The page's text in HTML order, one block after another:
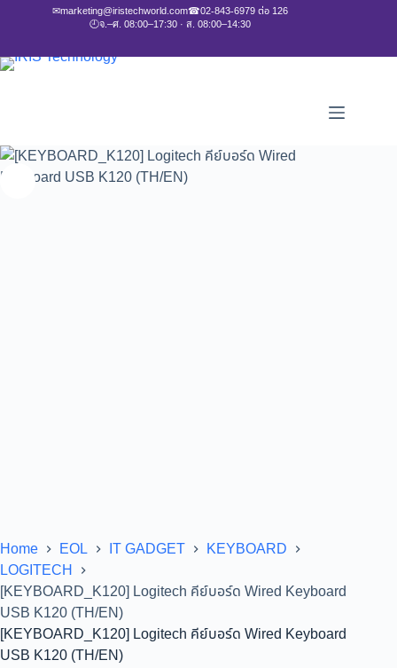
✉marketing@iristechworld.com☎02-843-6979 ต่อ 126
🕘จ.–ศ. 08:00–17:30 · ส. 08:00–14:30
Home EOL IT GADGET
KEYBOARD
LOGITECH
[KEYBOARD_K120] Logitech คีย์บอร์ด Wired Keyboard
USB K120 (TH/EN)
[KEYBOARD_K120] Logitech คีย์บอร์ด Wired Keyboard
USB K120 (TH/EN)